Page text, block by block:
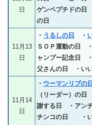
日
ゲンペプチドの
の日
11月13
日
・ うるしの日 ・
ＳＯＰ運動の日
ャンプー記念日
父さんの日 ・い
11月14
日
・ ウーマンリブの日
（リーダー）の
謝する日 ・アン
チンコの日 ・い